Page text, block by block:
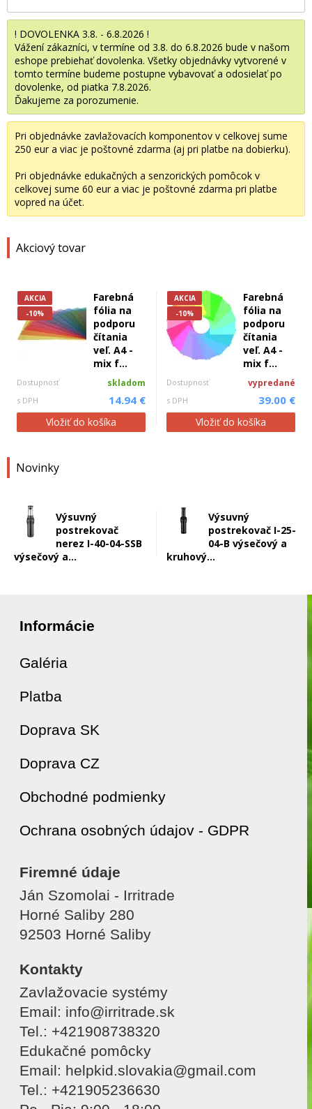
! DOVOLENKA 3.8. - 6.8.2026 !
Vážení zákazníci, v termíne od 3.8. do 6.8.2026 bude v našom
eshope prebiehať dovolenka. Všetky objednávky vytvorené v
tomto termíne budeme postupne vybavovať a odosielať po
dovolenke, od piatka 7.8.2026.
Ďakujeme za porozumenie.
Pri objednávke zavlažovacích komponentov v celkovej sume
250 eur a viac je poštovné zdarma (aj pri platbe na dobierku).
Pri objednávke edukačných a senzorických pomôcok v
celkovej sume 60 eur a viac je poštovné zdarma pri platbe
vopred na účet.
Akciový tovar
AKCIA
-10%
Farebná
fólia na
podporu
čítania
veľ. A4 -
mix f...
Dostupnosť skladom
s DPH 14.94 €
Vložiť do košíka
AKCIA
-10%
Farebná
fólia na
podporu
čítania
veľ. A4 -
mix f...
Dostupnosť vypredané
s DPH 39.00 €
Vložiť do košíka
Novinky
Výsuvný
postrekovač
nerez I-40-04-SSB
výsečový a...
Výsuvný
postrekovač I-25-
04-B výsečový a
kruhový...
Informácie
Galéria
Platba
Doprava SK
Doprava CZ
Obchodné podmienky
Ochrana osobných údajov - GDPR
Firemné údaje
Ján Szomolai - Irritrade
Horné Saliby 280
92503 Horné Saliby
Kontakty
Zavlažovacie systémy
Email: info@irritrade.sk
Tel.: +421908738320
Edukačné pomôcky
Email: helpkid.slovakia@gmail.com
Tel.: +421905236630